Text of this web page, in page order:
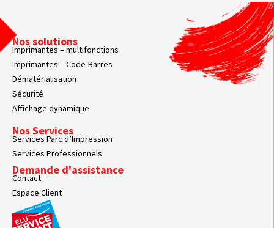
Nos solutions
Imprimantes – multifonctions
Imprimantes – Code-Barres
Dématérialisation
Sécurité
Affichage dynamique
Nos Services
Services Parc d’Impression
Services Professionnels
Demande d'assistance
Contact
Espace Client